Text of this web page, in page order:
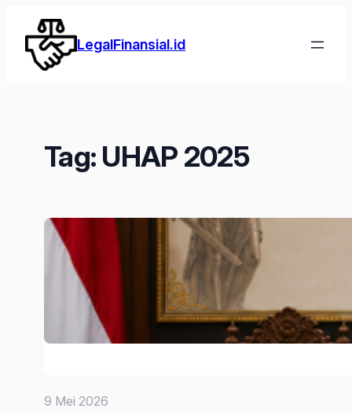
Lewati
konten
LegalFinansial.id
Tag: UHAP 2025
9 Mei 2026